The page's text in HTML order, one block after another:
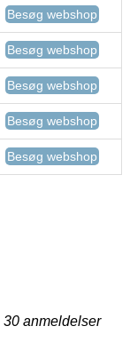
Besøg webshop
Besøg webshop
Besøg webshop
Besøg webshop
Besøg webshop
30 anmeldelser